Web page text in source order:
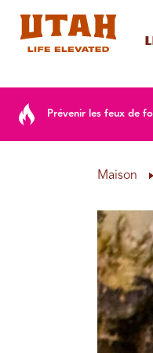
Prévenir les feux de
Maison